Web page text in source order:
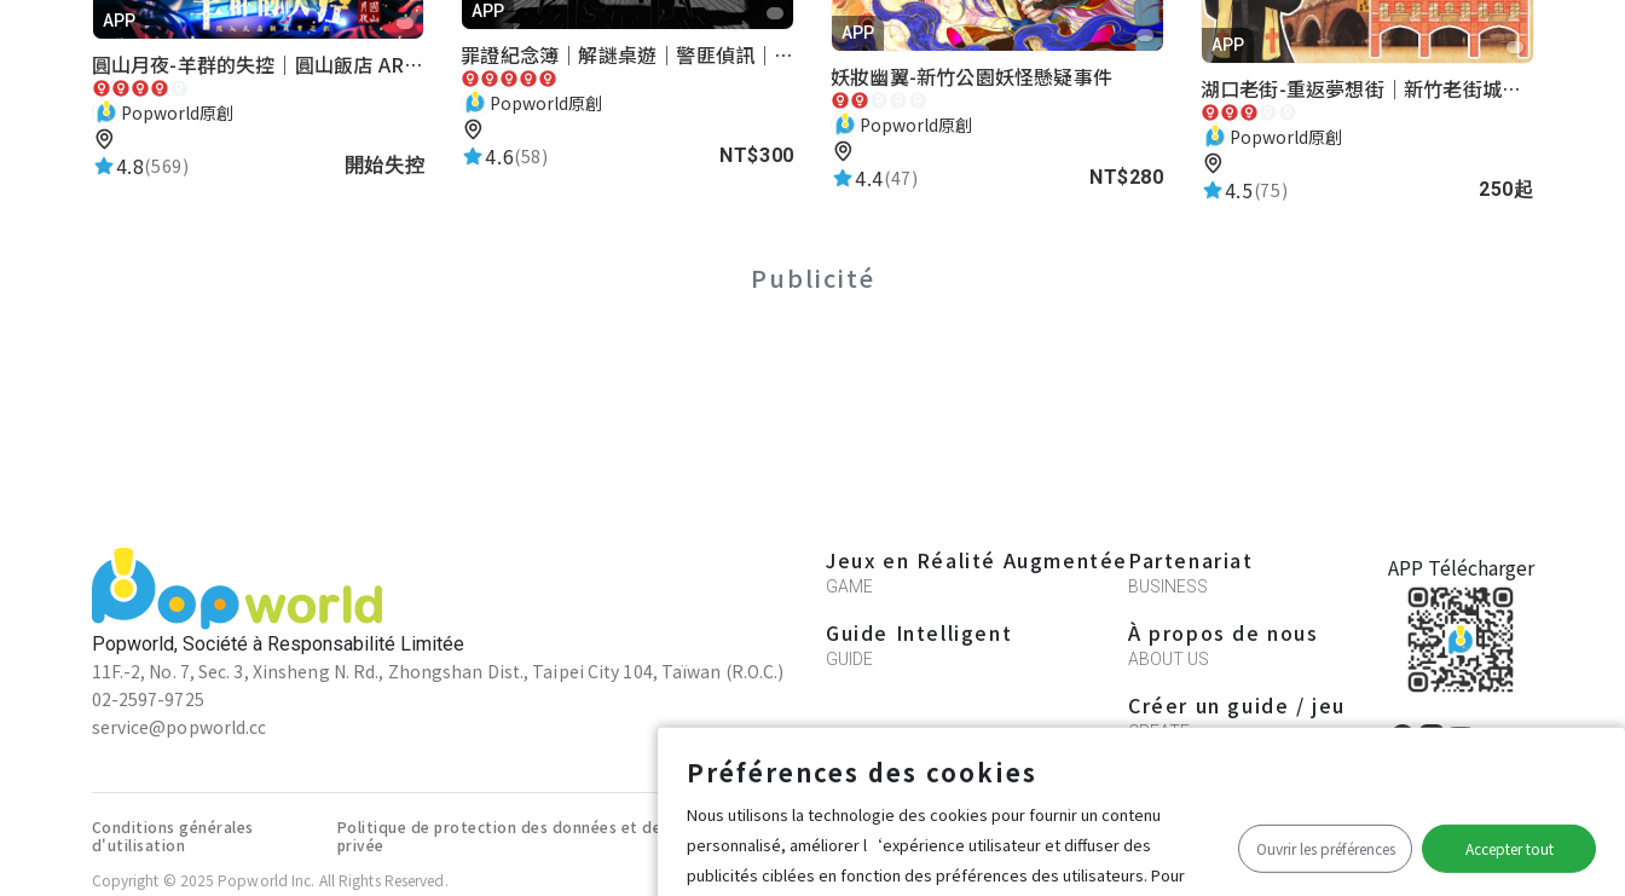
APP
圓山月夜-羊群的失控｜圓山飯店 ARG實境解謎遊戲
Popworld原創
4.8(569) 開始失控
APP
罪證紀念簿｜解謎桌遊｜警匪偵訊｜室內遊戲
Popworld原創
4.6(58) NT$300
APP
妖妝幽翼-新竹公園妖怪懸疑事件
Popworld原創
4.4(47) NT$280
APP
湖口老街-重返夢想街｜新竹老街城市解謎
Popworld原創
4.5(75) 250起
Publicité
Popworld, Société à Responsabilité Limitée
11F.-2, No. 7, Sec. 3, Xinsheng N. Rd., Zhongshan Dist., Taipei City 104, Taïwan (R.O.C.)
02-2597-9725
service@popworld.cc
Jeux en Réalité Augmentée
GAME
Guide Intelligent
GUIDE
Partenariat
BUSINESS
À propos de nous
ABOUT US
Créer un guide / jeu
CREATE
APP Télécharger
Conditions générales
d'utilisation
Politique de protection des données et de la vie
privée
Politique de sécurité de
l’information
Conditions d’achat de
Popworld
Préférences des
cookies
Copyright © 2025 Popworld Inc. All Rights Reserved.
Français
Préférences des cookies
Nous utilisons la technologie des cookies pour fournir un contenu
personnalisé, améliorer l‘expérience utilisateur et diffuser des
publicités ciblées en fonction des préférences des utilisateurs. Pour
Ouvrir les préférences Accepter tout